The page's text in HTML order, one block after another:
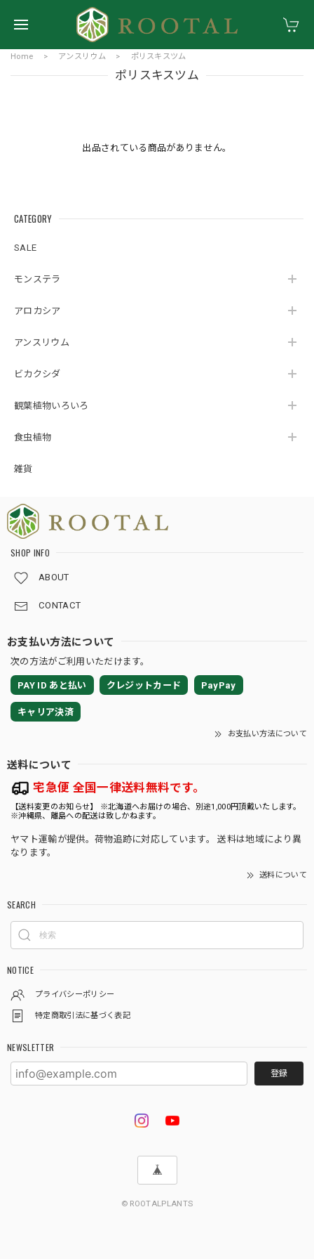
Home アンスリウム ポリスキスツム
ポリスキスツム
出品されている商品がありません。
CATEGORY
SALE
モンステラ
アロカシア
アンスリウム
ビカクシダ
観葉植物いろいろ
食虫植物
雑貨
SHOP INFO
ABOUT
CONTACT
お支払い方法について
次の方法がご利用いただけます。
PAY ID あと払い クレジットカード PayPay
キャリア決済
お支払い方法について
送料について
宅急便 全国一律送料無料です。
【送料変更のお知らせ】 ※北海道へお届けの場合、別途1,000円頂戴いたします。
※沖縄県、離島への配送は致しかねます。
ヤマト運輸が提供。荷物追跡に対応しています。 送料は地域により異
なります。
送料について
SEARCH
NOTICE
プライバシーポリシー
特定商取引法に基づく表記
NEWSLETTER
登録
© ROOTALPLANTS